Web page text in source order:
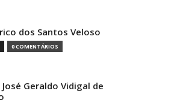
dos Santos Veloso
0 COMENTÁRIOS
Geraldo Vidigal de